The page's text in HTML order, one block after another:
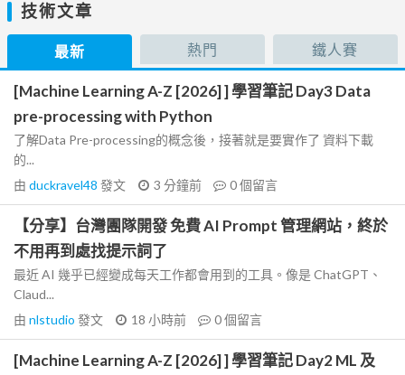
技術文章
最新 熱門 鐵人賽
[Machine Learning A-Z [2026] ] 學習筆記 Day3 Data
pre-processing with Python
了解Data Pre-processing的概念後，接著就是要實作了 資料下載
的...
由 duckravel48 發文 3 分鐘前 0個留言
【分享】台灣團隊開發 免費 AI Prompt 管理網站，終於
不用再到處找提示詞了
最近 AI 幾乎已經變成每天工作都會用到的工具。像是 ChatGPT、
Claud...
由 nlstudio 發文 18 小時前 0個留言
[Machine Learning A-Z [2026] ] 學習筆記 Day2 ML 及